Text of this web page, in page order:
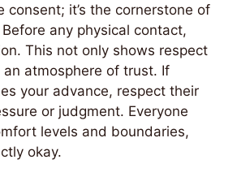
consent; it’s the cornerstone of
any physical contact,
This not only shows respect
atmosphere of trust. If
your advance, respect their
or judgment. Everyone
levels and boundaries,
okay.